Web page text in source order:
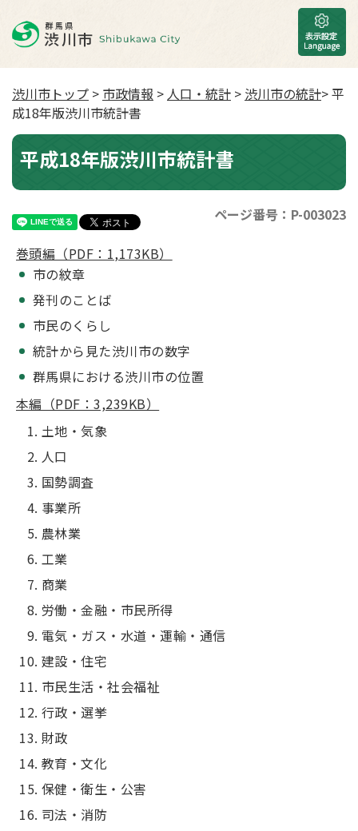
渋川市トップ > 市政情報 > 人口・統計 > 渋川市の統計> 平
成18年版渋川市統計書
平成18年版渋川市統計書
ページ番号：P-003023
巻頭編（PDF：1,173KB）
市の紋章
発刊のことば
市民のくらし
統計から見た渋川市の数字
群馬県における渋川市の位置
本編（PDF：3,239KB）
土地・気象
人口
国勢調査
事業所
農林業
工業
商業
労働・金融・市民所得
電気・ガス・水道・運輸・通信
建設・住宅
市民生活・社会福祉
行政・選挙
財政
教育・文化
保健・衛生・公害
司法・消防